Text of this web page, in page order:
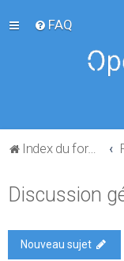
FAQ
Index du forum
Discussion
Nouveau sujet